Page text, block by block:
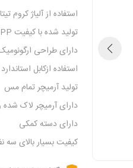
استفاده از آلیاژ کروم
تولید شده با کیفیت HPP
دارای طراحی
استفاده ازکابل استاندارد VDE
تولید آرمیچر تمام مس
دارای آرمیچر لاک
دارای دسته کمکی
کیفیت بسیار بالای سه